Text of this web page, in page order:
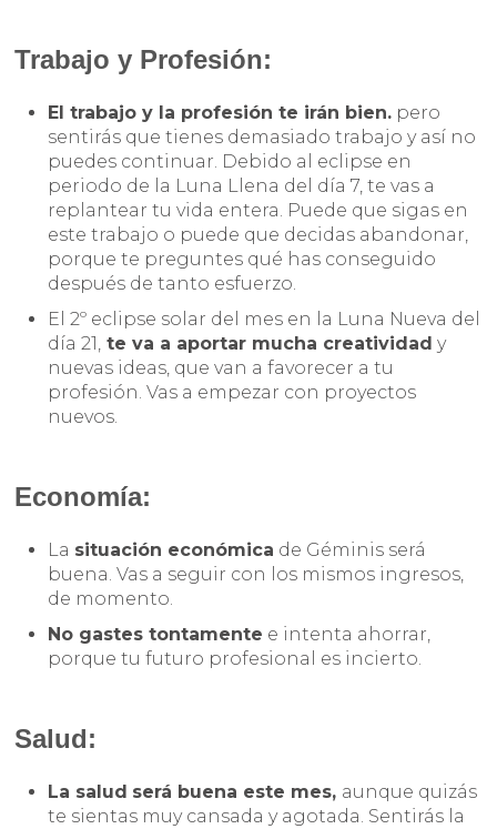
Trabajo y Profesión:
El trabajo y la profesión te irán bien. pero
sentirás que tienes demasiado trabajo y así no
puedes continuar. Debido al eclipse en
periodo de la Luna Llena del día 7, te vas a
replantear tu vida entera. Puede que sigas en
este trabajo o puede que decidas abandonar,
porque te preguntes qué has conseguido
después de tanto esfuerzo.
El 2º eclipse solar del mes en la Luna Nueva del
día 21, te va a aportar mucha creatividad y
nuevas ideas, que van a favorecer a tu
profesión. Vas a empezar con proyectos
nuevos.
Economía:
La situación económica de Géminis será
buena. Vas a seguir con los mismos ingresos,
de momento.
No gastes tontamente e intenta ahorrar,
porque tu futuro profesional es incierto.
Salud:
La salud será buena este mes, aunque quizás
te sientas muy cansada y agotada. Sentirás la